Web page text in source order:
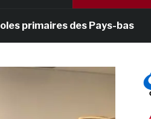
des Pays-bas il y a